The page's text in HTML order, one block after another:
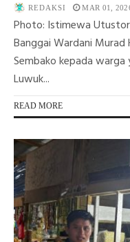
REDAKSI MAR 01,
Photo: Istimewa
Banggai Wardani Murad
Sembako kepada
Luwuk...
READ MORE